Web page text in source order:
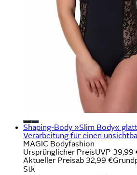
Shaping-Body »Slim Body«
Verarbeitung für einen
MAGIC Bodyfashion
Ursprünglicher PreisUVP 39,99
Aktueller Preisab 32,99 €
Stk